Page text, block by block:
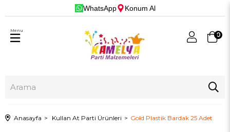
WhatsApp Konum Al
0
Menu
Anasayfa Kullan At Parti Ürünleri Gold Plastik Bardak 25 Adet